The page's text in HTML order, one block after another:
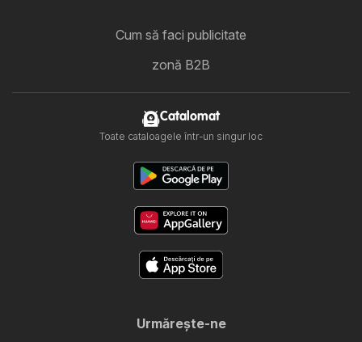
Cum să faci publicitate
zonă B2B
Catalomat
Toate cataloagele într-un singur loc
Urmăreşte-ne